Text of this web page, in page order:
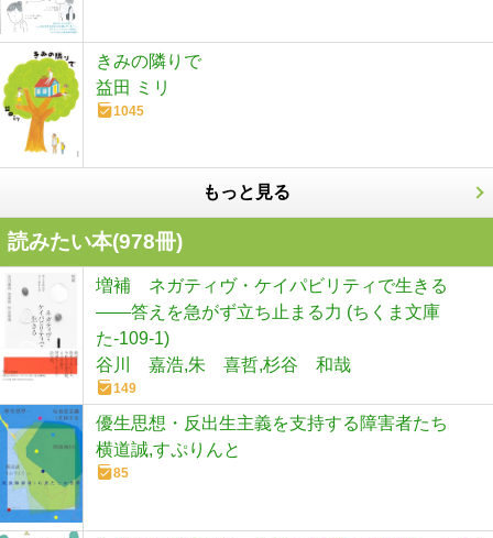
きみの隣りで
益田 ミリ
1045
もっと見る
読みたい本(978冊)
増補 ネガティヴ・ケイパビリティで生きる
――答えを急がず立ち止まる力 (ちくま文庫
た-109-1)
谷川 嘉浩,朱 喜哲,杉谷 和哉
149
優生思想・反出生主義を支持する障害者たち
横道誠,すぷりんと
85